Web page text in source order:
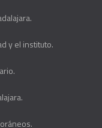
y el instituto.